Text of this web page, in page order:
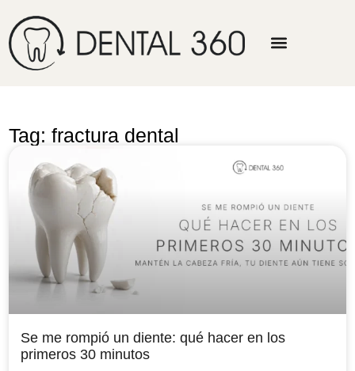
Tag: fractura dental
Se me rompió un diente: qué hacer en los
primeros 30 minutos